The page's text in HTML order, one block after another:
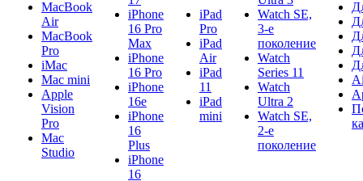
MacBook
Air
MacBook
Pro
iMac
Mac mini
Apple
Vision
Pro
Mac
Studio
iPhone
16 Pro
Max
iPhone
16 Pro
iPhone
16e
iPhone
16
Plus
iPhone
16
iPad
Pro
iPad
Air
iPad
11
iPad
mini
Watch SE,
3-е
поколение
Watch
Series 11
Watch
Ultra 2
Watch SE,
2-е
поколение